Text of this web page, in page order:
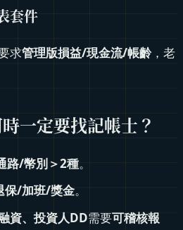
套件
求管理版損益/現金流/帳齡，老
一定要找記帳士？
路/幣別＞2種。
保/加班/獎金。
資、投資人DD需要可稽核報